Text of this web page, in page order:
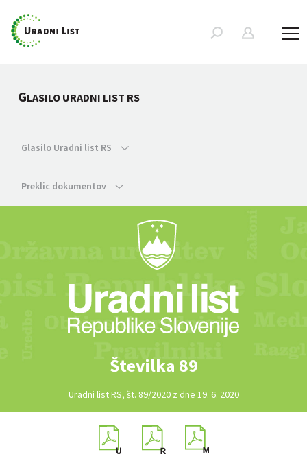
GLASILO URADNI LIST RS
Glasilo Uradni list RS
Preklic dokumentov
Številka 89
Uradni list RS, št. 89/2020 z dne 19. 6. 2020